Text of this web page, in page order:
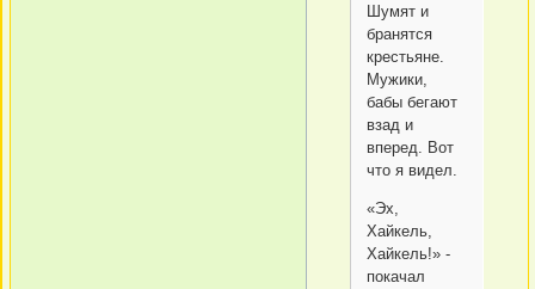
Шумят и
бранятся
крестьяне.
Мужики,
бабы бегают
взад и
вперед. Вот
что я видел.
«Эх,
Хайкель,
Хайкель!» -
покачал